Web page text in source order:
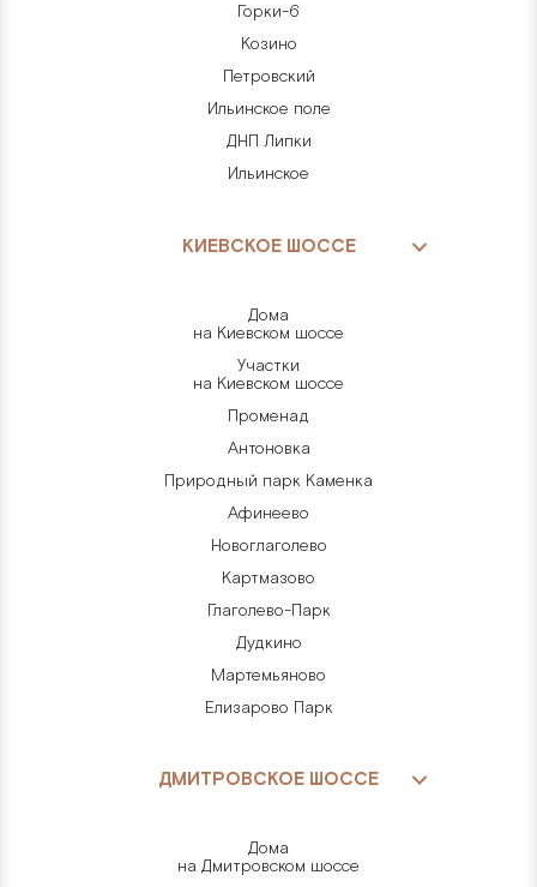
Горки-6
Козино
Петровский
Ильинское поле
ДНП Липки
Ильинское
КИЕВСКОЕ ШОССЕ
Дома
на Киевском шоссе
Участки
на Киевском шоссе
Променад
Антоновка
Природный парк Каменка
Афинеево
Новоглаголево
Картмазово
Глаголево-Парк
Дудкино
Мартемьяново
Елизарово Парк
ДМИТРОВСКОЕ ШОССЕ
Дома
на Дмитровском шоссе